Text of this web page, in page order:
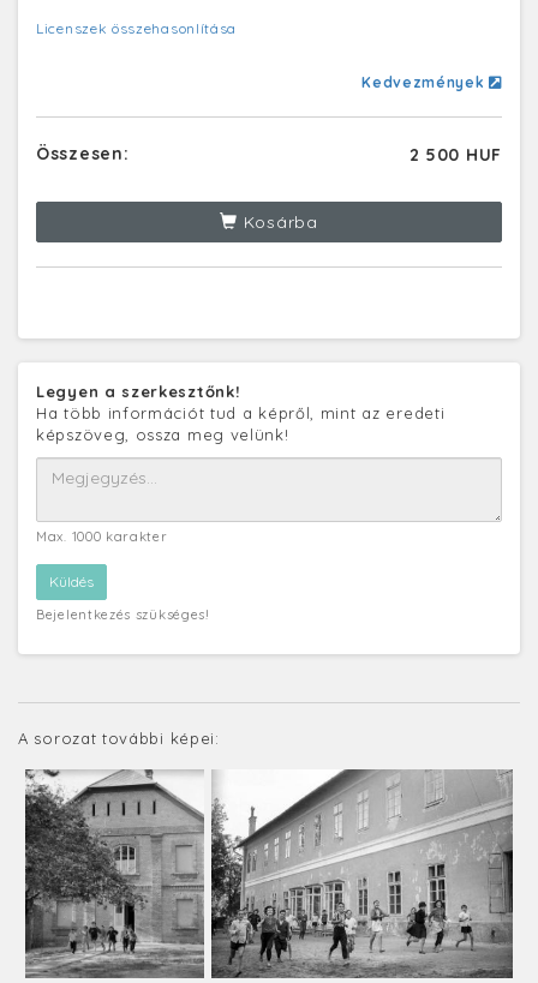
Licenszek összehasonlítása
Kedvezmények
Összesen: 2 500 HUF
Kosárba
Legyen a szerkesztőnk!
Ha több információt tud a képről, mint az eredeti
képszöveg, ossza meg velünk!
Max. 1000 karakter
Bejelentkezés szükséges!
A sorozat további képei: